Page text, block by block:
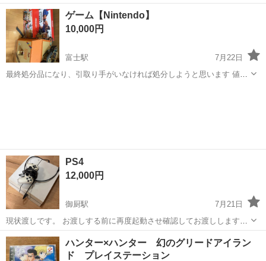
き出来ます 他にも出品しているので覗いてみて下さい 出来る限り綺麗
にしてお渡ししますが、中古品の為御了承下さい ドタキャン、一方的
にメッセージを送る方が...
静岡 富士市 富士駅 テレビゲーム
ゲーム【Nintendo】
10,000円
富士駅
7月22日
最終処分品になり、引取り手がいなければ処分しようと思います 値引
PS4
12,000円
御厨駅
7月21日
現状渡しです。 お渡しする前に再度起動させ確認してお渡しします。
（起動できている証拠として動画をお見せします。） 電化製品ですの
でノンクレームノーリターンでお願いします。
静岡 磐田市 御厨駅 テレビゲーム
ハンター×ハンター 幻のグリードアイラン
ド プレイステーション